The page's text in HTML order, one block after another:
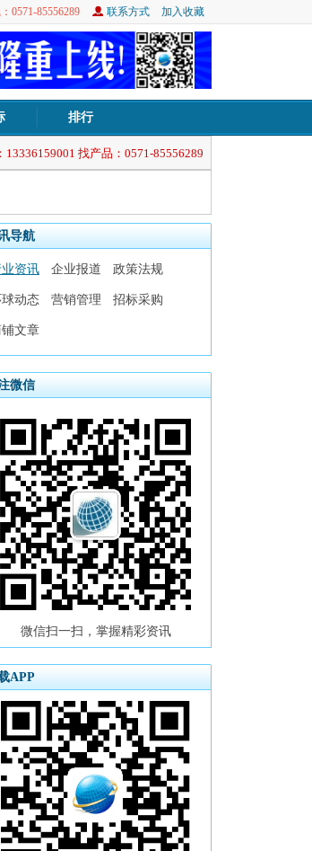
0571-85556289 联系方式 加入收藏
排行
13336159001 找产品：0571-85556289
导航
资讯 企业报道 政策法规
动态 营销管理 招标采购
文章
微信
微信扫一扫，掌握精彩资讯
APP